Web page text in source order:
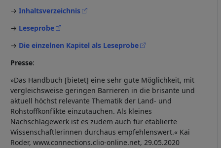
→ Inhaltsverzeichnis
→ Leseprobe
→ Die einzelnen Kapitel als Leseprobe
Presse:
»Das Handbuch [bietet] eine sehr gute Möglichkeit, mit
vergleichsweise geringen Barrieren in die brisante und
aktuell höchst relevante Thematik der Land- und
Rohstoffkonflikte einzutauchen. Als kleines
Nachschlagewerk ist es zudem auch für etablierte
Wissenschaftlerinnen durchaus empfehlenswert.« Kai
Roder, www.connections.clio-online.net, 29.05.2020